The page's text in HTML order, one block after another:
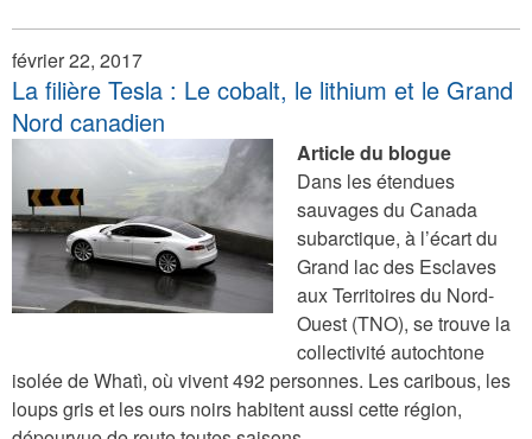
février 22, 2017
La filière Tesla : Le cobalt, le lithium et le Grand
Nord canadien
Article du blogue
Dans les étendues
sauvages du Canada
subarctique, à l’écart du
Grand lac des Esclaves
aux Territoires du Nord-
Ouest (TNO), se trouve la
collectivité autochtone
isolée de Whatì, où vivent 492 personnes. Les caribous, les
loups gris et les ours noirs habitent aussi cette région,